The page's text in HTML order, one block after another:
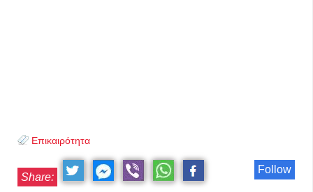
Επικαιρότητα
Follow
Share: